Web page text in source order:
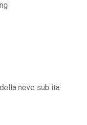
neve sub ita